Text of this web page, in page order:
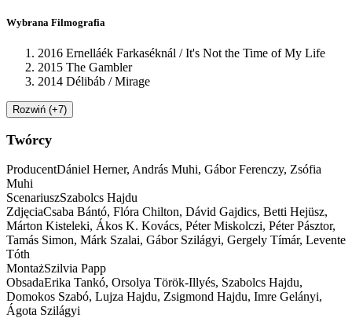
Wybrana Filmografia
2016 Ernelláék Farkaséknál / It's Not the Time of My Life
2015 The Gambler
2014 Délibáb / Mirage
Rozwiń (+7)
Twórcy
ProducentDániel Herner, András Muhi, Gábor Ferenczy, Zsófia
Muhi
ScenariuszSzabolcs Hajdu
ZdjęciaCsaba Bántó, Flóra Chilton, Dávid Gajdics, Betti Hejüsz,
Márton Kisteleki, Ákos K. Kovács, Péter Miskolczi, Péter Pásztor,
Tamás Simon, Márk Szalai, Gábor Szilágyi, Gergely Tímár, Levente
Tóth
MontażSzilvia Papp
ObsadaErika Tankó, Orsolya Török-Illyés, Szabolcs Hajdu,
Domokos Szabó, Lujza Hajdu, Zsigmond Hajdu, Imre Gelányi,
Ágota Szilágyi